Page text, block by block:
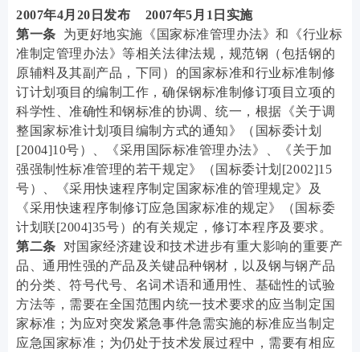
2007年4月20日发布 2007年5月1日实施
第一条 为更好地实施《国家标准管理办法》和《行业标
准制定管理办法》等相关法律法规，规范钢（包括钢的
原辅料及其副产品，下同）的国家标准和行业标准制修
订计划项目的编制工作，确保钢标准制修订项目立项的
科学性、准确性和钢标准的协调、统一，根据《关于调
整国家标准计划项目编制方式的通知》（国标委计划
[2004]10号）、《采用国际标准管理办法》、《关于加
强强制性标准管理的若干规定》（国标委计划[2002]15
号）、《采用快速程序制定国家标准的管理规定》及
《采用快速程序制修订应急国家标准的规定》（国标委
计划联[2004]35号）的有关规定，修订本程序及要求。
第二条 对国家经济建设和技术进步有重大影响的重要产
品、通用性强的产品及关键品种钢材，以及钢与钢产品
的分类、符号代号、名词术语和通用性、基础性的试验
方法等，需要在全国范围内统一技术要求的应当制定国
家标准；为应对突发紧急事件急需实施的标准应当制定
应急国家标准；为仍处于技术发展过程中，需要有相应